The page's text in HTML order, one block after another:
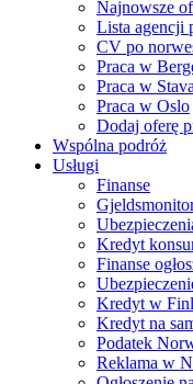
Najnowsze
Lista agencji
CV po
Praca w
Praca w
Praca w Oslo
Dodaj oferę
Wspólna podróż
Usługi
Finanse
Kredyt
Finanse
Kredyt w
Kredyt na
Podatek
Reklama w